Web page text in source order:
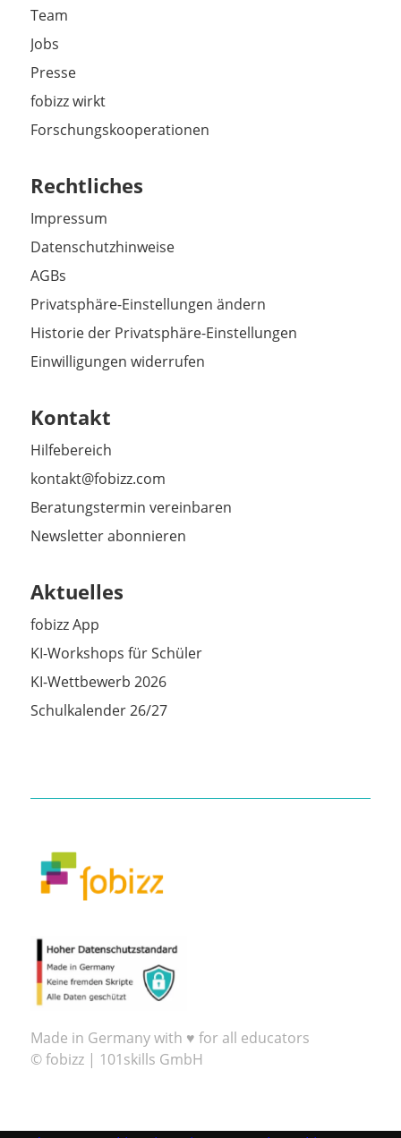
Team
Jobs
Presse
fobizz wirkt
Forschungskooperationen
Rechtliches
Impressum
Datenschutzhinweise
AGBs
Privatsphäre-Einstellungen ändern
Historie der Privatsphäre-Einstellungen
Einwilligungen widerrufen
Kontakt
Hilfebereich
kontakt@fobizz.com
Beratungstermin vereinbaren
Newsletter abonnieren
Aktuelles
fobizz App
KI-Workshops für Schüler
KI-Wettbewerb 2026
Schulkalender 26/27
Made in Germany with ♥ for all educators
© fobizz | 101skills GmbH